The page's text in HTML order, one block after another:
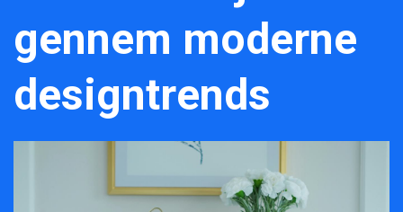
gennem moderne
designtrends